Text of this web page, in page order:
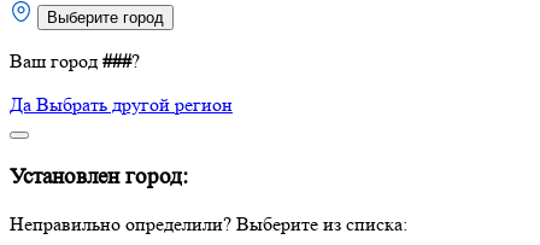
Выберите город
Ваш город ###?
Да Выбрать другой регион
Установлен город:
Неправильно определили? Выберите из списка: